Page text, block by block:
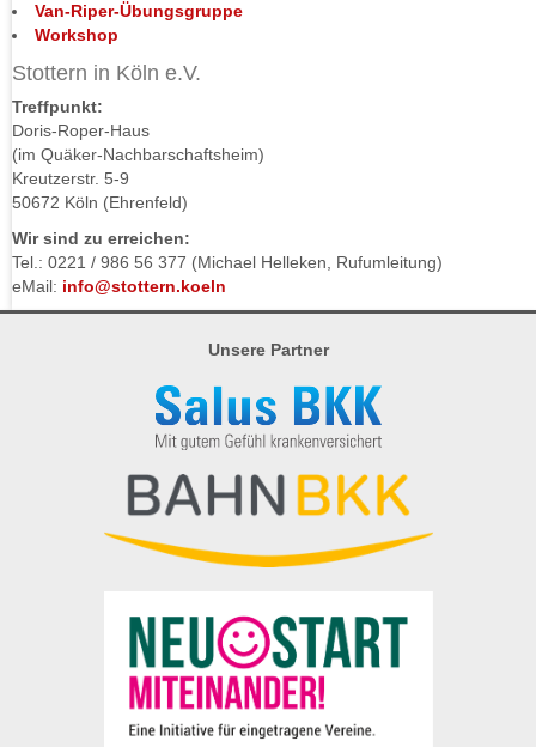
Van-Riper-Übungsgruppe
Workshop
Stottern in Köln e.V.
Treffpunkt:
Doris-Roper-Haus
(im Quäker-Nachbarschaftsheim)
Kreutzerstr. 5-9
50672 Köln (Ehrenfeld)
Wir sind zu erreichen:
Tel.: 0221 / 986 56 377 (Michael Helleken, Rufumleitung)
eMail: info@stottern.koeln
Unsere Partner